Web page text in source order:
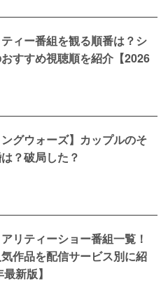
ィー番組を観る順番は？シ
すすめ視聴順を紹介【2026
ングウォーズ】カップルのそ
？破局した？
リティーショー番組一覧！
作品を配信サービス別に紹
新版】